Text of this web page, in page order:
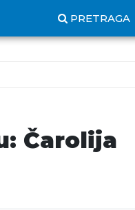
PRETRAGA
Čarolija